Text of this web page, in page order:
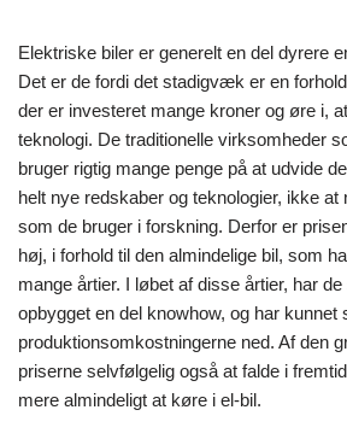
Elektriske biler er generelt en del dyrere
Det er de fordi det stadigvæk er en
der er investeret mange kroner og øre i,
teknologi. De traditionelle virksomheder
bruger rigtig mange penge på at udvide
helt nye redskaber og teknologier, ikke
som de bruger i forskning. Derfor er
høj, i forhold til den almindelige bil, som
mange årtier. I løbet af disse årtier, har
opbygget en del knowhow, og har kunnet
produktionsomkostningerne ned. Af den
priserne selvfølgelig også at falde i
mere almindeligt at køre i el-bil.